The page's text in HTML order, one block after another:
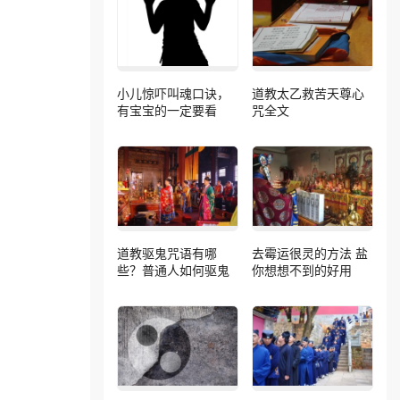
小儿惊吓叫魂口诀，
有宝宝的一定要看
道教太乙救苦天尊心
咒全文
道教驱鬼咒语有哪
些？普通人如何驱鬼
去霉运很灵的方法 盐
你想想不到的好用